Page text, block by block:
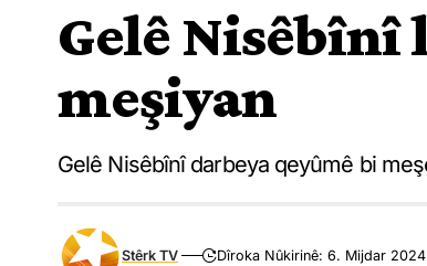
Gelê
meşiyan
Gelê Nisêbînî darbeya qeyûmê bi
Stêrk TV Dîroka Nûkirinê: 6. Mijdar 2024